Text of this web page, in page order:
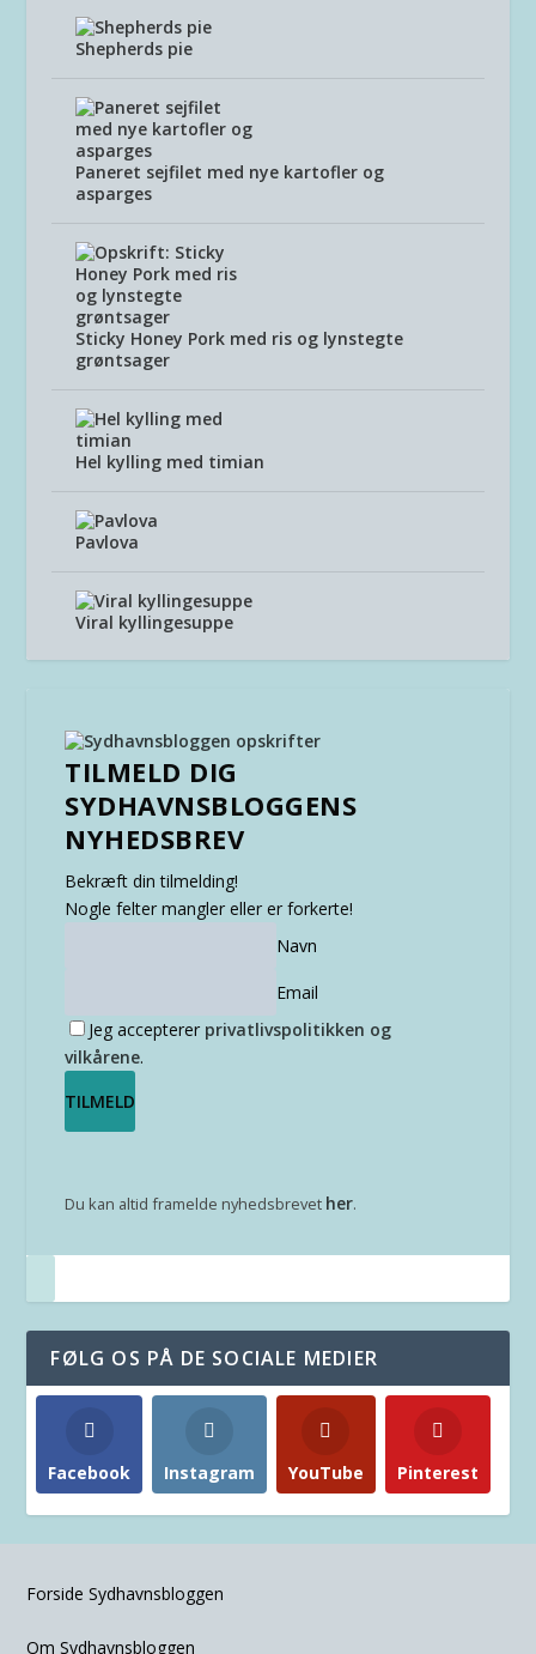
Shepherds pie
Paneret sejfilet med nye kartofler og
asparges
Sticky Honey Pork med ris og lynstegte
grøntsager
Hel kylling med timian
Pavlova
Viral kyllingesuppe
TILMELD DIG
SYDHAVNSBLOGGENS
NYHEDSBREV
Bekræft din tilmelding!
Nogle felter mangler eller er forkerte!
Navn
Email
Jeg accepterer privatlivspolitikken og
vilkårene.
Du kan altid framelde nyhedsbrevet her.
FØLG OS PÅ DE SOCIALE MEDIER
Facebook Instagram YouTube Pinterest
Forside Sydhavnsbloggen
Om Sydhavnsbloggen